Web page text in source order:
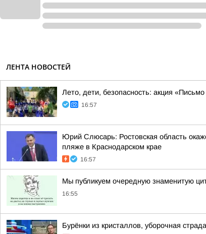
ЛЕНТА НОВОСТЕЙ
Лето, дети, безопасность: акция
16:57
Юрий Слюсарь: Ростовская область
пляже в Краснодарском крае
16:57
Мы публикуем очередную знаменитую
16:55
Бурёнки из кристаллов, уборочная